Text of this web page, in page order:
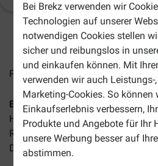
Bei Brekz verwenden wir
Technologien auf unserer
notwendigen Cookies stellen
sicher und reibungslos in
und einkaufen können. Mit
verwenden wir auch Leistungs-
Marketing-Cookies. So können
Einkaufserlebnis verbessern,
Produkte und Angebote für Ihr
unsere Werbung besser auf
abstimmen.
2-5 Arbeitstage,
Preise inkl. MwSt zzgl.
BF Petfood Sensitive Mini
Hundefutter, für wählerische
Reaktionen. Das Futter unterstützt
Darm.